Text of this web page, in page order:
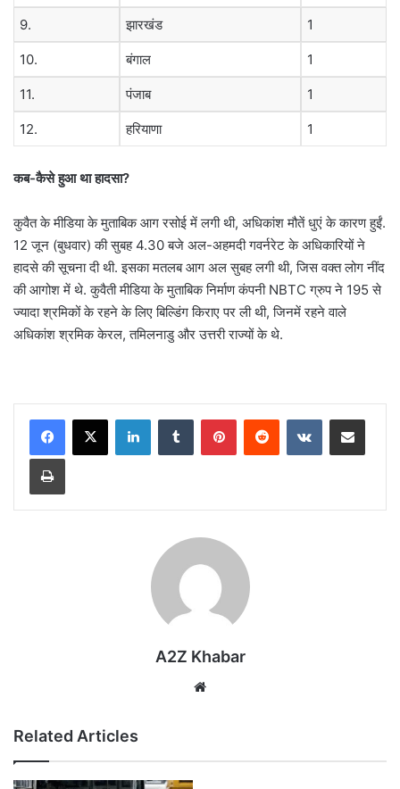
9. झारखंड 1
10. बंगाल 1
11. पंजाब 1
12. हरियाणा 1
कब-कैसे हुआ था हादसा?
कुवैत के मीडिया के मुताबिक आग रसोई में लगी थी, अधिकांश मौतें धुएं के कारण हुईं.
12 जून (बुधवार) की सुबह 4.30 बजे अल-अहमदी गवर्नरेट के अधिकारियों ने
हादसे की सूचना दी थी. इसका मतलब आग अल सुबह लगी थी, जिस वक्त लोग नींद
की आगोश में थे. कुवैती मीडिया के मुताबिक निर्माण कंपनी NBTC ग्रुप ने 195 से
ज्यादा श्रमिकों के रहने के लिए बिल्डिंग किराए पर ली थी, जिनमें रहने वाले
अधिकांश श्रमिक केरल, तमिलनाडु और उत्तरी राज्यों के थे.
LinkedInTumblr PinterestReddit VKontakteShare via Email
Print
A2Z Khabar
Related Articles